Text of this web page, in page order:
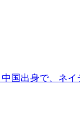
国出身で、ネ